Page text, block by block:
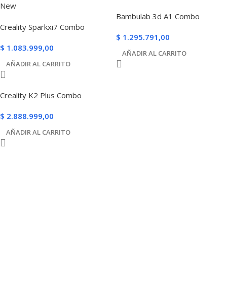
New
Creality Sparkxi7 Combo
$ 1.083.999,00
AÑADIR AL CARRITO
Bambulab 3d A1 Combo
$ 1.295.791,00
AÑADIR AL CARRITO
Creality K2 Plus Combo
$ 2.888.999,00
AÑADIR AL CARRITO